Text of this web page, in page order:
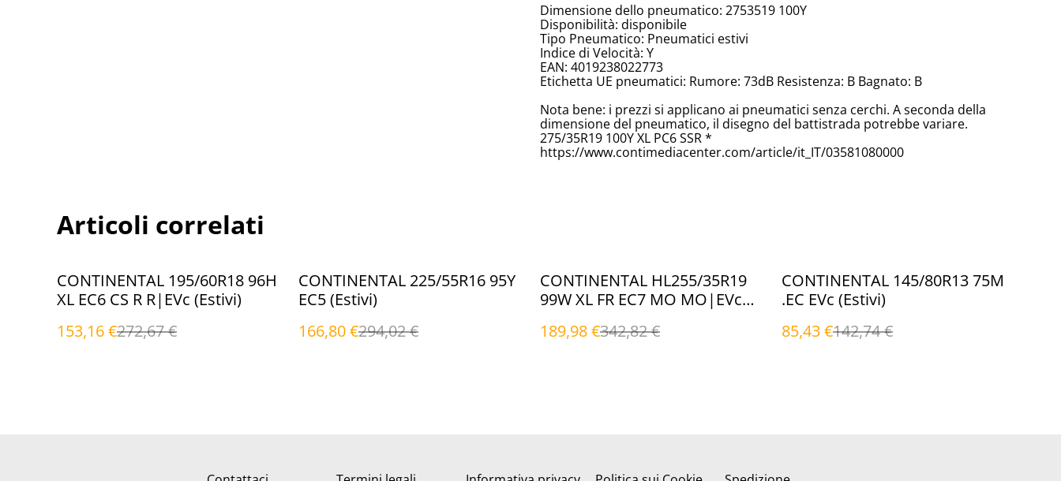
Dimensione dello pneumatico: 2753519 100Y
Disponibilità: disponibile
Tipo Pneumatico: Pneumatici estivi
Indice di Velocità: Y
EAN: 4019238022773
Etichetta UE pneumatici: Rumore: 73dB Resistenza: B Bagnato: B
Nota bene: i prezzi si applicano ai pneumatici senza cerchi. A seconda della
dimensione del pneumatico, il disegno del battistrada potrebbe variare.
275/35R19 100Y XL PC6 SSR *
https://www.contimediacenter.com/article/it_IT/03581080000
Articoli correlati
%
CONTINENTAL 195/60R18 96H
XL EC6 CS R R|EVc (Estivi)
153,16 €272,67 €
%
CONTINENTAL 225/55R16 95Y
EC5 (Estivi)
166,80 €294,02 €
%
CONTINENTAL HL255/35R19
99W XL FR EC7 MO MO|EVc
189,98 €342,82 €
%
CONTINENTAL 145/80R13 75M
.EC EVc (Estivi)
85,43 €142,74 €